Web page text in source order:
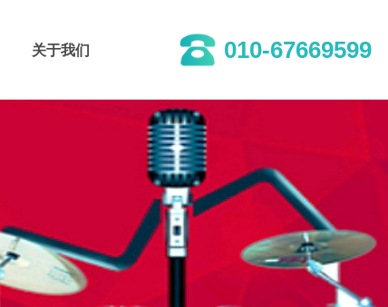
关于我们 010-67669599